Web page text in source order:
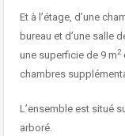
Et à l’étage, d’une
bureau et d’une salle
une superficie de 9 m2
chambres
L’ensemble est situé
arboré.